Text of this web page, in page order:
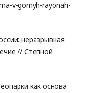
v-gornyh-rayonah-
неразрывная
// Степной
как основа